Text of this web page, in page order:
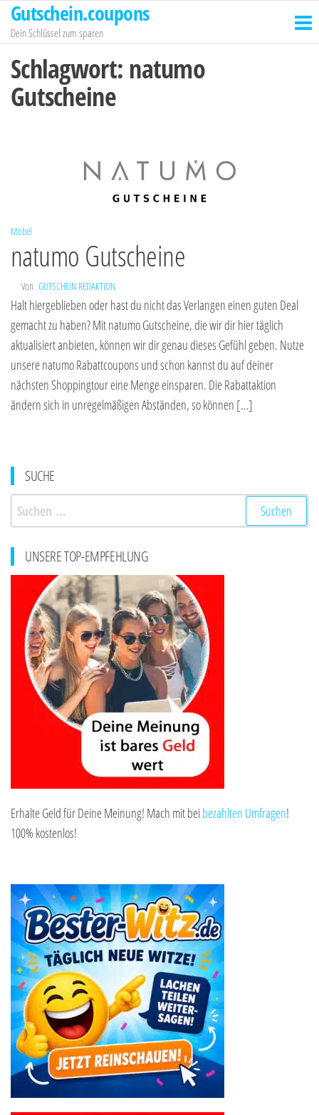
Zum
Inhalt
springen
Gutschein.coupons
Dein Schlüssel zum sparen
Schlagwort: natumo
Gutscheine
Möbel
natumo Gutscheine
Von GUTSCHEIN REDAKTION
Halt hiergeblieben oder hast du nicht das Verlangen einen guten Deal
gemacht zu haben? Mit natumo Gutscheine, die wir dir hier täglich
aktualisiert anbieten, können wir dir genau dieses Gefühl geben. Nutze
unsere natumo Rabattcoupons und schon kannst du auf deiner
nächsten Shoppingtour eine Menge einsparen. Die Rabattaktion
ändern sich in unregelmäßigen Abständen, so können […]
SUCHE
Suchen
nach:
UNSERE TOP-EMPFEHLUNG
Erhalte Geld für Deine Meinung! Mach mit beibezahlten Umfragen!
100% kostenlos!